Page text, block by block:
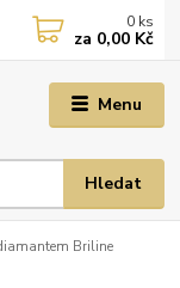
Menu
Hledat
0 ks
za 0,00 Kč
Briline